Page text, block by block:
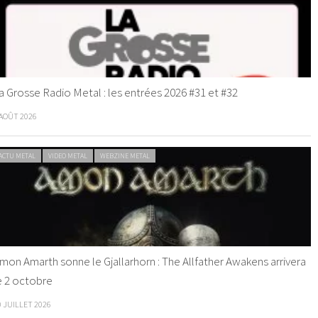
Grosse Radio Metal : les entrées 2026 #31 et #32
2026
METAL VIDEO METAL WEBZINE METAL
Amarth sonne le Gjallarhorn : The Allfather Awakens arrivera
2 octobre
JUILLET 2026